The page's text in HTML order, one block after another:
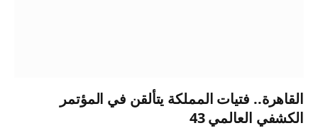
القاهرة.. فتيات المملكة يتألقن في المؤتمر
الكشفي العالمي 43